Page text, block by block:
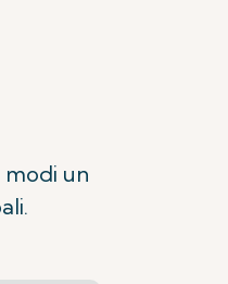
modi un